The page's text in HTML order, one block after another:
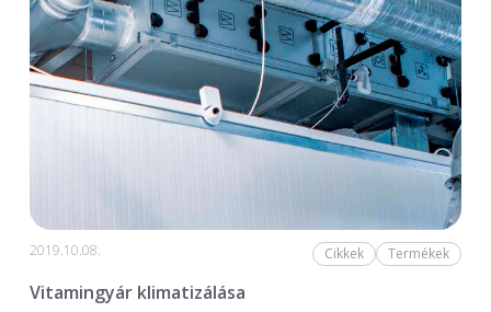
2019.10.08. Cikkek Termékek
Vitamingyár klimatizálása